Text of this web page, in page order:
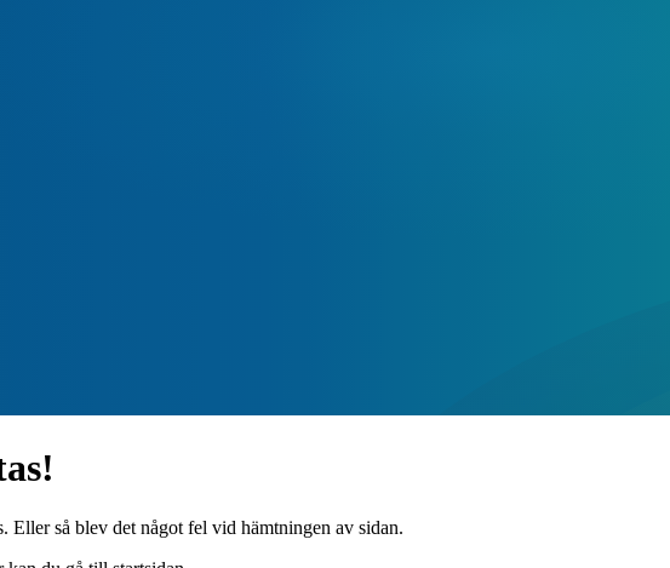
Eller så blev det något fel vid hämtningen av sidan.